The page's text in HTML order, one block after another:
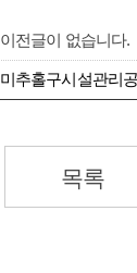
이전글이 없습니다.
미추홀구시설관리공단 옥외광
목록